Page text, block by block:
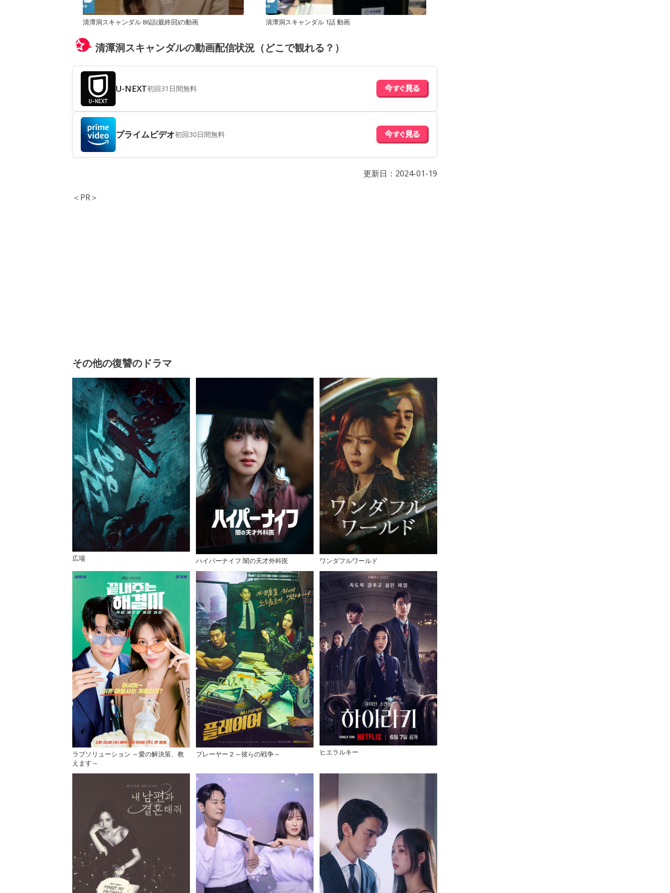
清潭洞スキャンダル 86話(最終回)の動画 清潭洞スキャンダル 1話 動画
清潭洞スキャンダルの動画配信状況（どこで観れる？）
U-NEXT初回31日間無料
プライムビデオ初回30日間無料
更新日： 2024-01-19
＜PR＞
その他の復讐のドラマ
広場 ハイパーナイフ 闇の天才外科医 ワンダフルワールド
ラブソリューション ～愛の解決策、教
えます～
プレーヤー２～彼らの戦争～ ヒエラルキー